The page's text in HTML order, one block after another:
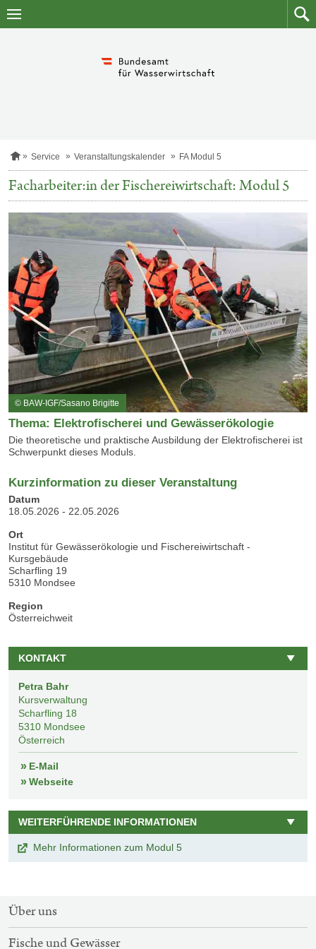
Zum
Zum
S
a
r
t
s
i
Service Veranstaltungskalender FA Modul 5
Facharbeiter:in der Fischereiwirtschaft: Modul 5
© BAW-IGF/Sasano Brigitte
Thema: Elektrofischerei und Gewässerökologie
Die theoretische und praktische Ausbildung der Elektrofischerei ist
Schwerpunkt dieses Moduls.
Kurzinformation zu dieser Veranstaltung
Datum
18.05.2026 - 22.05.2026
Ort
Institut für Gewässerökologie und Fischereiwirtschaft -
Kursgebäude
Scharfling 19
5310 Mondsee
Region
Österreichweit
KONTAKT
Petra Bahr
Kursverwaltung
Scharfling 18
5310 Mondsee
Österreich
E-Mail
Webseite
WEITERFÜHRENDE INFORMATIONEN
Mehr Informationen zum Modul 5
SITEMAP-
NAVIGATION
Über uns
Fische und Gewässer